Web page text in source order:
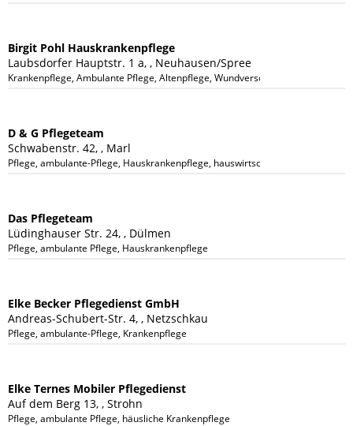
Birgit Pohl Hauskrankenpflege
Laubsdorfer Hauptstr. 1 a, , Neuhausen/Spree
Krankenpflege, Ambulante Pflege, Altenpflege, Wundversorgung
D & G Pflegeteam
Schwabenstr. 42, , Marl
Pflege, ambulante-Pflege, Hauskrankenpflege, hauswirtschaftliche-Betreuung
Das Pflegeteam
Lüdinghauser Str. 24, , Dülmen
Pflege, ambulante Pflege, Hauskrankenpflege
Elke Becker Pflegedienst GmbH
Andreas-Schubert-Str. 4, , Netzschkau
Pflege, ambulante-Pflege, Krankenpflege
Elke Ternes Mobiler Pflegedienst
Auf dem Berg 13, , Strohn
Pflege, ambulante Pflege, häusliche Krankenpflege